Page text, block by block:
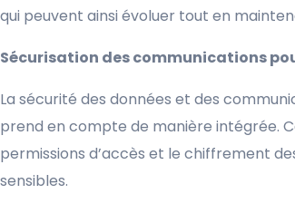
qui peuvent ainsi évoluer tout en
Sécurisation des communications
La sécurité des données et des
prend en compte de manière intégrée.
permissions d’accès et le chiffrement
sensibles.